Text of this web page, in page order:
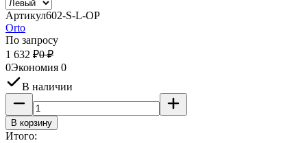
Артикул602-S-L-OP
Orto
По запросу
1 632 ₽0 ₽
0Экономия 0
В наличии
В корзину
Итого: